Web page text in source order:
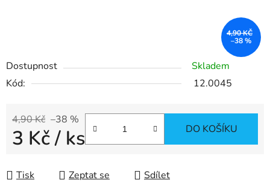
Dostupnost
Skladem
Kód:
12.0045
4,90 Kč –38 %
3 Kč/ ks DO KOŠÍKU
Tisk Zeptat se Sdílet
4,90 KČ
–38 %